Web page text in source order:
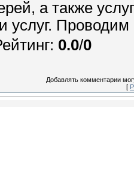
а также
услуг.
: 0.0/0
Добавлять комментарии
[